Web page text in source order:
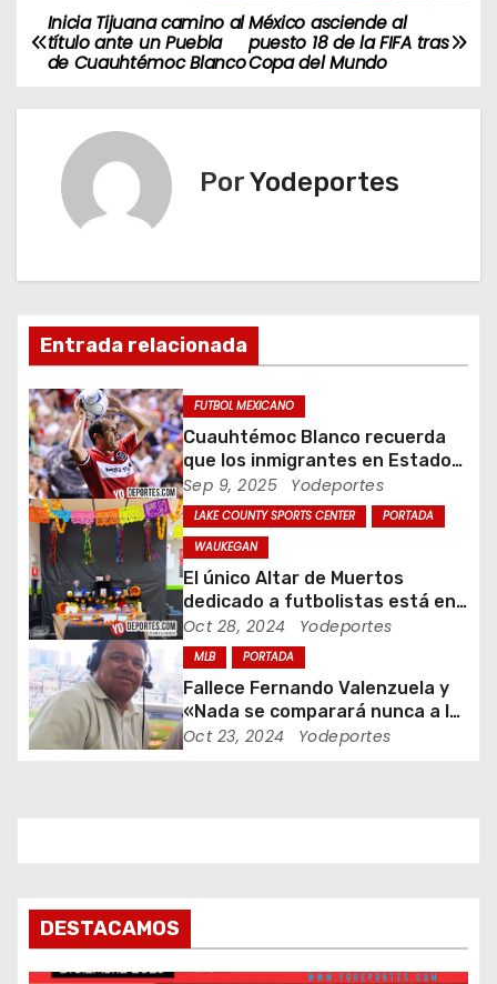
N
a
i
ó
n
d
e
e
n
t
r
s
México asciende al
puesto 18 de la FIFA tras
Copa del Mundo
Inicia Tijuana camino al
título ante un Puebla
de Cuauhtémoc Blanco
PorYodeportes
Entrada relacionada
FUTBOL MEXICANO
Cuauhtémoc Blanco recuerda
que los inmigrantes en Estados
Unidos son gente trabajadora
Sep 9, 2025 Yodeportes
LAKE COUNTY SPORTS CENTER
PORTADA
WAUKEGAN
El único Altar de Muertos
dedicado a futbolistas está en
Waukegan Indoor
Oct 28, 2024 Yodeportes
MLB PORTADA
Fallece Fernando Valenzuela y
«Nada se comparará nunca a la
Fernandomania» dijo Jaime
Oct 23, 2024 Yodeportes
DESTACAMOS